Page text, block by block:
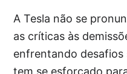
A Tesla não se
as críticas às
enfrentando desafios